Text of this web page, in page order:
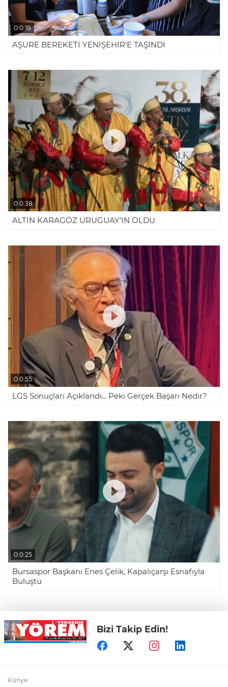
0:0:18
AŞURE BEREKETİ YENİŞEHİR'E TAŞINDI
0:0:38
ALTIN KARAGÖZ URUGUAY’IN OLDU
0:0:55
LGS Sonuçları Açıklandı... Peki Gerçek Başarı Nedir?
0:0:25
Bursaspor Başkanı Enes Çelik, Kapalıçarşı Esnafıyla
Buluştu
Bizi Takip Edin!
Künye